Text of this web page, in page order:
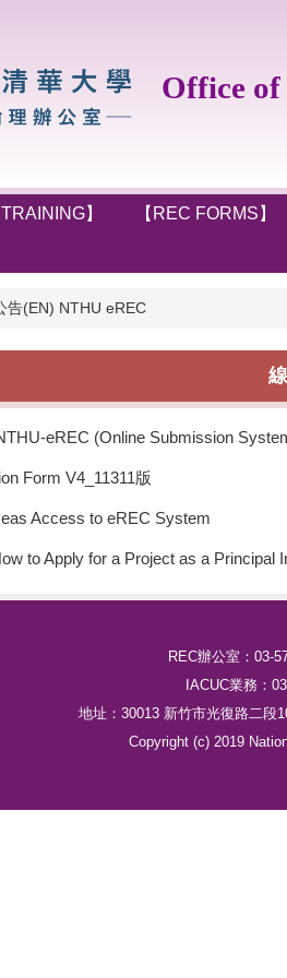
Office of
】 【REC FORMS】
告(EN) NTHU eREC
eREC (Online Submission
Form V4_11311版
Access to eREC System
to Apply for a Project as a Principal
REC辦公室：03-
IACUC業務：
地址：30013 新竹市光復路二段
Copyright (c) 2019